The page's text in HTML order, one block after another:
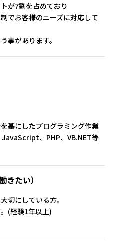
が7割を占めており
でお客様のニーズに対応して
事があります。
基にしたプログラミング作業
、PHP、VB.NET等
きたい）
切にしている方。
(経験1年以上)